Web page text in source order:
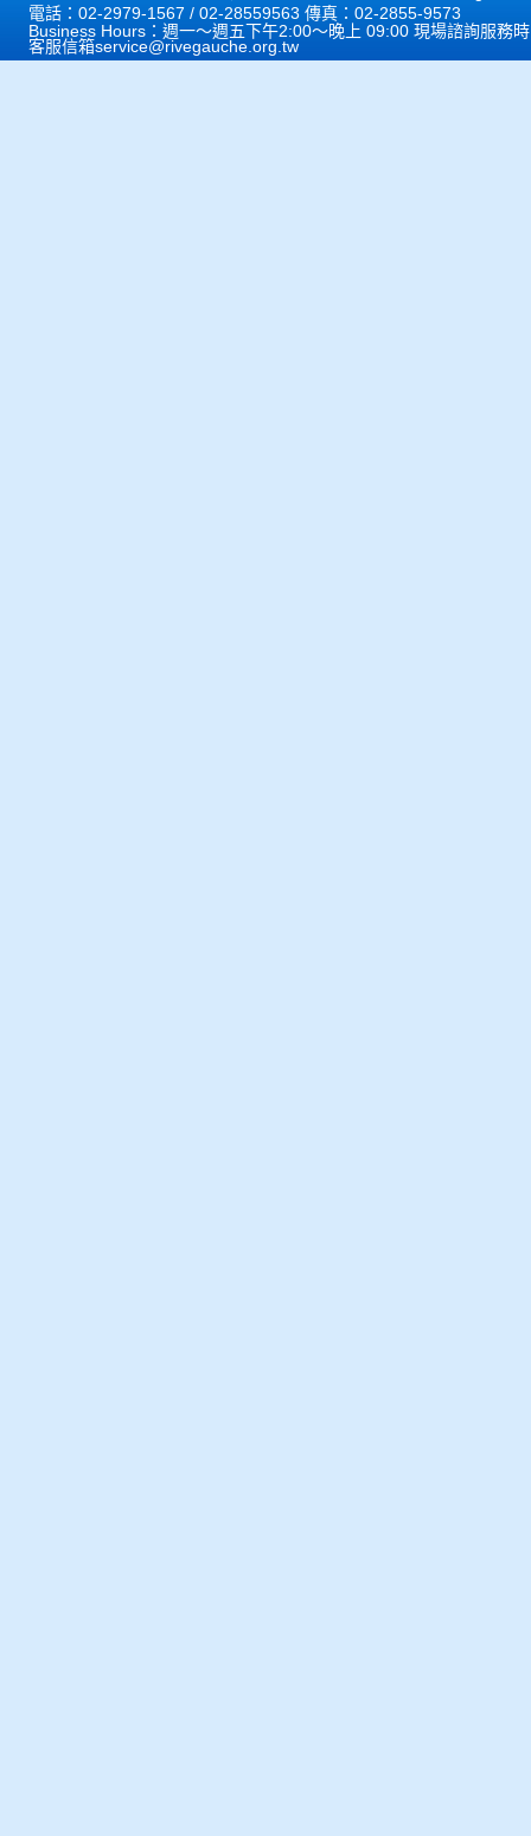
電話：02-2979-1567 / 02-28559563 傳真：02-2855-9573
Business Hours：週一～週五下午2:00～晚上 09:00 現場諮詢服務
客服信箱service@rivegauche.org.tw